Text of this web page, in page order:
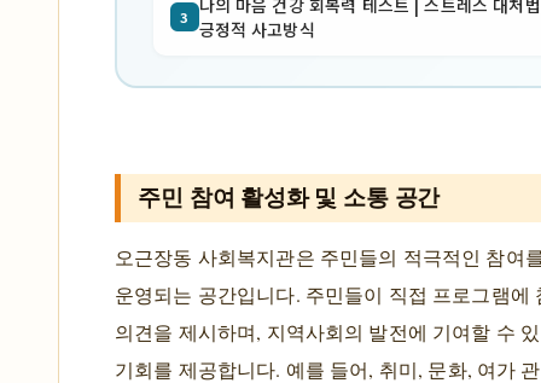
3 긍정적 사고방식
주민 참여 활성화 및 소통 공간
오근장동 사회복지관은 주민들의 적극적인 참여
운영되는 공간입니다. 주민들이 직접 프로그램에
의견을 제시하며, 지역사회의 발전에 기여할 수
기회를 제공합니다. 예를 들어, 취미, 문화, 여가